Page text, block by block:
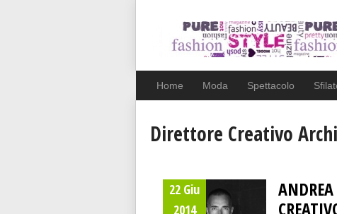
Home Moda Spettacolo
Direttore Creativo
22 Giu
2014